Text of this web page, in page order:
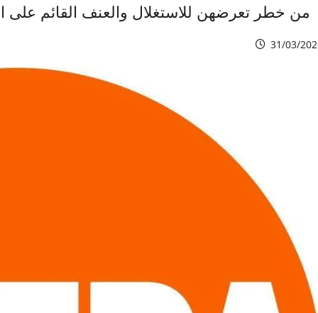
من خطر تعرضهن للاستغلال والعنف القائم على
31/03/